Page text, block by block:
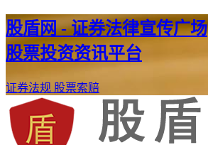
股盾网 - 证券法律宣传广场
股票投资资讯平台
证券法规 股票索赔